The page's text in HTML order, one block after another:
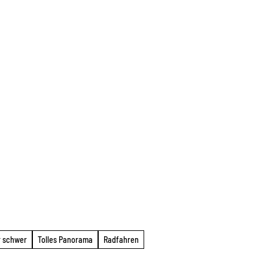
schwer Tolles Panorama Radfahren